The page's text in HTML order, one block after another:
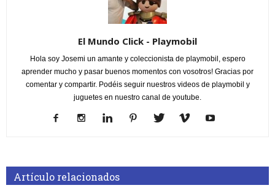
El Mundo Click - Playmobil
Hola soy Josemi un amante y coleccionista de playmobil, espero
aprender mucho y pasar buenos momentos con vosotros! Gracias por
comentar y compartir. Podéis seguir nuestros videos de playmobil y
juguetes en nuestro canal de youtube.
Artículo relacionados